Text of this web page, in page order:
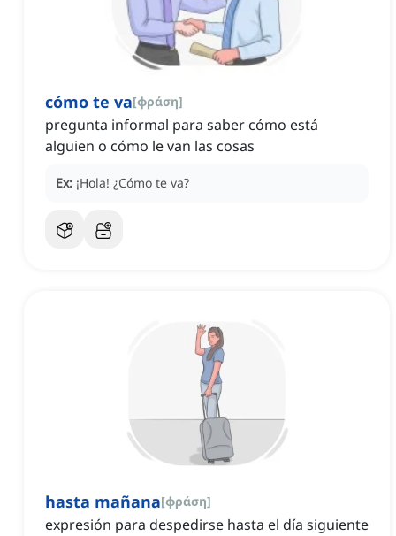
cómo te va[φράση]
pregunta informal para saber cómo está
alguien o cómo le van las cosas
Ex: ¡Hola! ¿Cómo te va?
hasta mañana[φράση]
expresión para despedirse hasta el día siguiente